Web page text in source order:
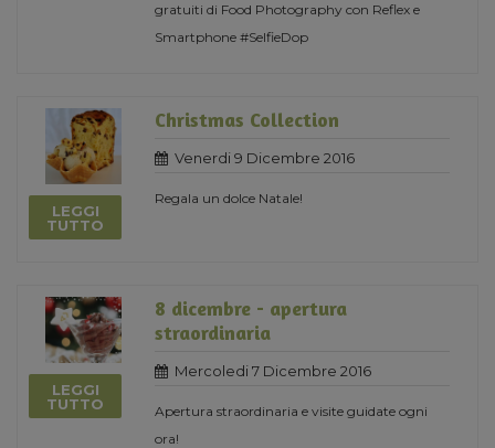
gratuiti di Food Photography con Reflex e
Smartphone #SelfieDop
LEGGI
TUTTO
Christmas Collection
Venerdi 9 Dicembre 2016
Regala un dolce Natale!
LEGGI
TUTTO
8 dicembre - apertura
straordinaria
Mercoledi 7 Dicembre 2016
Apertura straordinaria e visite guidate ogni
ora!